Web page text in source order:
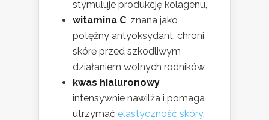
stymuluje produkcję kolagenu,
witamina C, znana jako
potężny antyoksydant, chroni
skórę przed szkodliwym
działaniem wolnych rodników,
kwas hialuronowy
intensywnie nawilża i pomaga
utrzymać elastyczność skóry,